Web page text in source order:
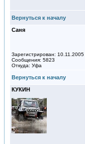
Вернуться к началу
Саня
Зарегистрирован: 10.11.2005
Сообщения: 5823
Откуда: Уфа
Вернуться к началу
КУКИН